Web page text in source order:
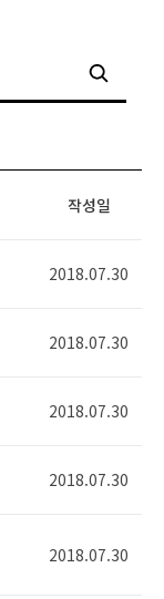
작성일
2018.07.30
2018.07.30
2018.07.30
2018.07.30
2018.07.30